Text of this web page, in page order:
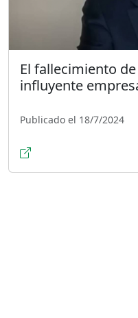
El fallecimiento
influyente
Publicado el 18/7/2024